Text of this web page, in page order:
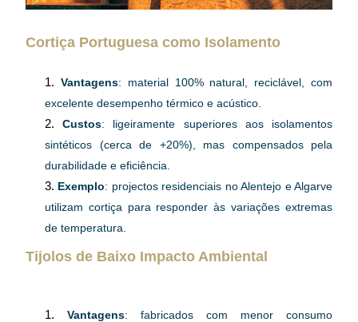
Cortiça Portuguesa como Isolamento
Vantagens: material 100% natural, reciclável, com
excelente desempenho térmico e acústico.
Custos: ligeiramente superiores aos isolamentos
sintéticos (cerca de +20%), mas compensados pela
durabilidade e eficiência.
Exemplo: projectos residenciais no Alentejo e Algarve
utilizam cortiça para responder às variações extremas
de temperatura.
Tijolos de Baixo Impacto Ambiental
Vantagens: fabricados com menor consumo